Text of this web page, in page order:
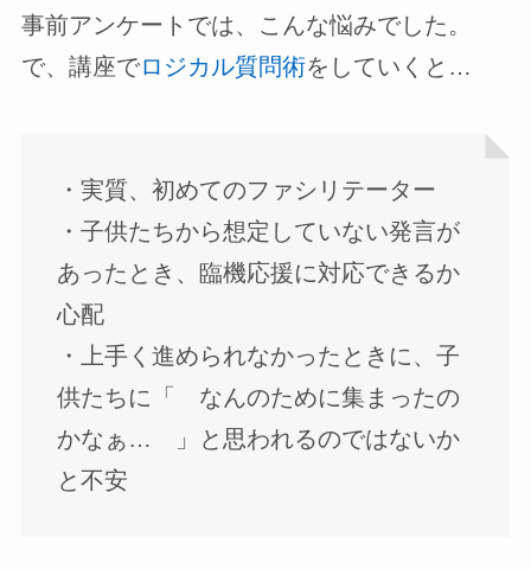
事前アンケートでは、こんな悩みでした。
で、講座でロジカル質問術をしていくと…
・実質、初めてのファシリテーター
・子供たちから想定していない発言が
あったとき、臨機応援に対応できるか
心配
・上手く進められなかったときに、子
供たちに「 なんのために集まったの
かなぁ… 」と思われるのではないか
と不安